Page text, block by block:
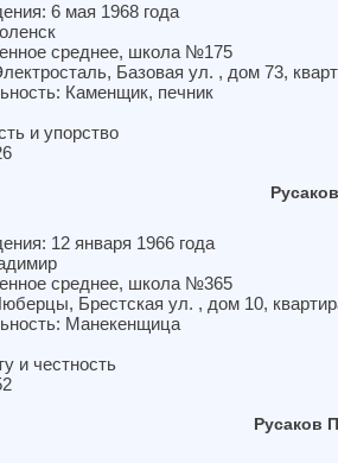
6 мая 1968 года
среднее, школа №175
Базовая ул. , дом 73,
Каменщик, печник
и упорство
12 января 1966 года
среднее, школа №365
Брестская ул. , дом 10,
Манекенщица
и честность
Русаков